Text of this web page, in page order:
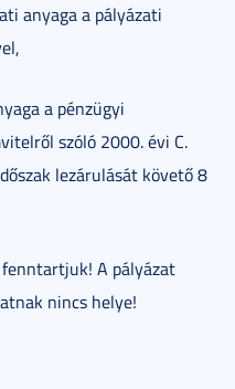
anyaga a pályázati
a pénzügyi
szóló 2000. évi C.
lezárulását követő 8
A pályázat
nincs helye!